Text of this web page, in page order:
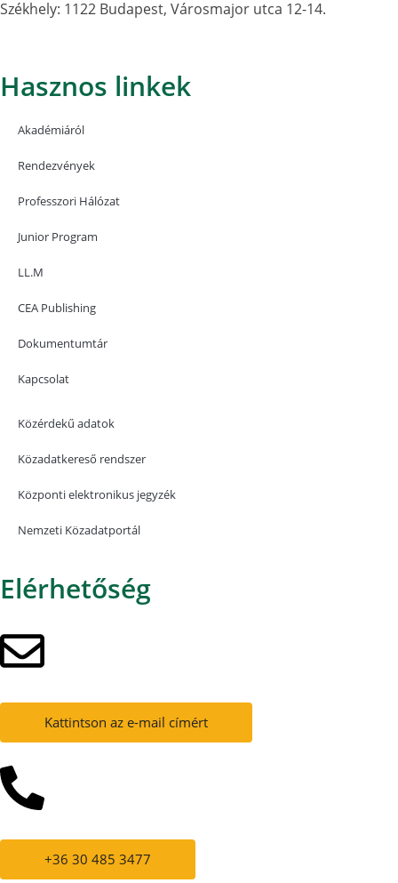
Székhely: 1122 Budapest, Városmajor utca 12-14.
Hasznos linkek
Akadémiáról
Rendezvények
Professzori Hálózat
Junior Program
LL.M
CEA Publishing
Dokumentumtár
Kapcsolat
Közérdekű adatok
Közadatkereső rendszer
Központi elektronikus jegyzék
Nemzeti Közadatportál
Elérhetőség
Kattintson az e-mail címért
+36 30 485 3477